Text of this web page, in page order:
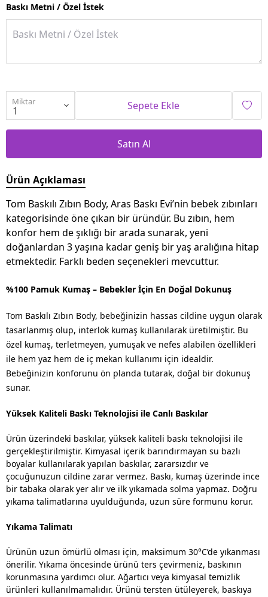
Baskı Metni / Özel İstek
Miktar Sepete Ekle
Satın Al
Ürün Açıklaması
Tom Baskılı Zıbın Body, Aras Baskı Evi’nin bebek zıbınları
kategorisinde öne çıkan bir üründür. Bu zıbın, hem
konfor hem de şıklığı bir arada sunarak, yeni
doğanlardan 3 yaşına kadar geniş bir yaş aralığına hitap
etmektedir. Farklı beden seçenekleri mevcuttur.
%100 Pamuk Kumaş – Bebekler İçin En Doğal Dokunuş
Tom Baskılı Zıbın Body, bebeğinizin hassas cildine uygun olarak
tasarlanmış olup, interlok kumaş kullanılarak üretilmiştir. Bu
özel kumaş, terletmeyen, yumuşak ve nefes alabilen özellikleri
ile hem yaz hem de iç mekan kullanımı için idealdir.
Bebeğinizin konforunu ön planda tutarak, doğal bir dokunuş
sunar.
Yüksek Kaliteli Baskı Teknolojisi ile Canlı Baskılar
Ürün üzerindeki baskılar, yüksek kaliteli baskı teknolojisi ile
gerçekleştirilmiştir. Kimyasal içerik barındırmayan su bazlı
boyalar kullanılarak yapılan baskılar, zararsızdır ve
çocuğunuzun cildine zarar vermez. Baskı, kumaş üzerinde ince
bir tabaka olarak yer alır ve ilk yıkamada solma yapmaz. Doğru
yıkama talimatlarına uyulduğunda, uzun süre formunu korur.
Yıkama Talimatı
Ürünün uzun ömürlü olması için, maksimum 30°C’de yıkanması
önerilir. Yıkama öncesinde ürünü ters çevirmeniz, baskının
korunmasına yardımcı olur. Ağartıcı veya kimyasal temizlik
ürünleri kullanılmamalıdır. Ürünü tersten ütüleyerek, baskıya